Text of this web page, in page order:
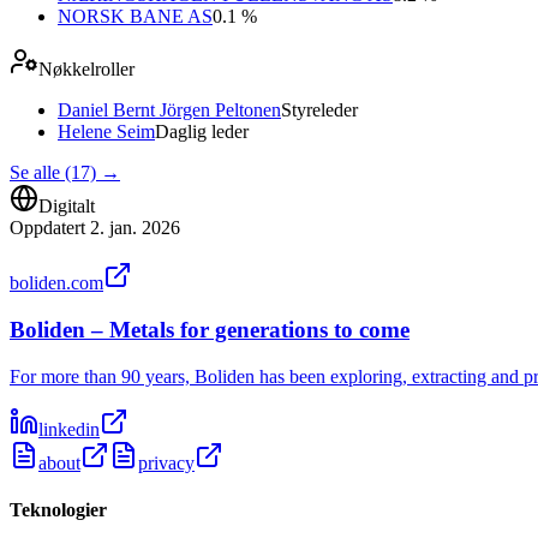
NORSK BANE AS0.1 %
Nøkkelroller
Daniel Bernt Jörgen PeltonenStyreleder
Helene SeimDaglig leder
Se alle (17) →
Digitalt
Oppdatert 2. jan. 2026
boliden.com
Boliden – Metals for generations to come
For more than 90 years, Boliden has been exploring, extracting and
linkedin
about
privacy
Teknologier